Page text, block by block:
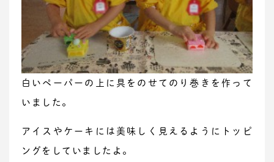
白いペーパーの上に具をのせてのり巻きを作って
いました。
アイスやケーキには美味しく見えるようにトッピ
ングをしていましたよ。